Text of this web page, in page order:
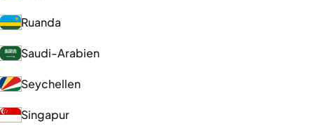
Ruanda
Saudi-Arabien
Seychellen
Singapur